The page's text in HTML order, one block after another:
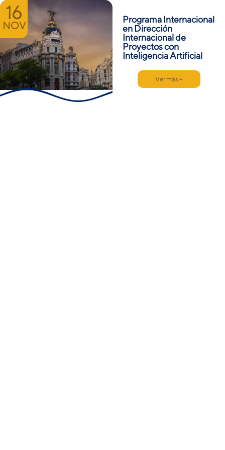
16
NOV
Programa Internacional
en Dirección
Internacional de
Proyectos con
Inteligencia Artificial
Ver más +